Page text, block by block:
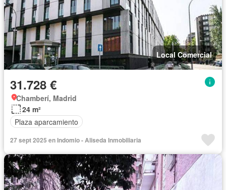
Local Comercial
31.728 €
Chamberí, Madrid
24 m²
Plaza aparcamiento
27 sept 2025 en Indomio - Aliseda Inmobiliaria